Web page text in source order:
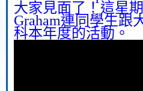
大家見面了！這星
Graham連同學生跟
科本年度的活動。